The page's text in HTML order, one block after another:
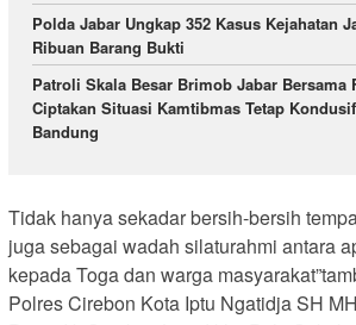
Polda Jabar Ungkap 352 Kasus Kejahatan
Ribuan Barang Bukti
Patroli Skala Besar Brimob Jabar Bersama
Ciptakan Situasi Kamtibmas Tetap
Bandung
Tidak hanya sekadar bersih-bersih
juga sebagai wadah silaturahmi antara
kepada Toga dan warga
Polres Cirebon Kota Iptu Ngatidja SH